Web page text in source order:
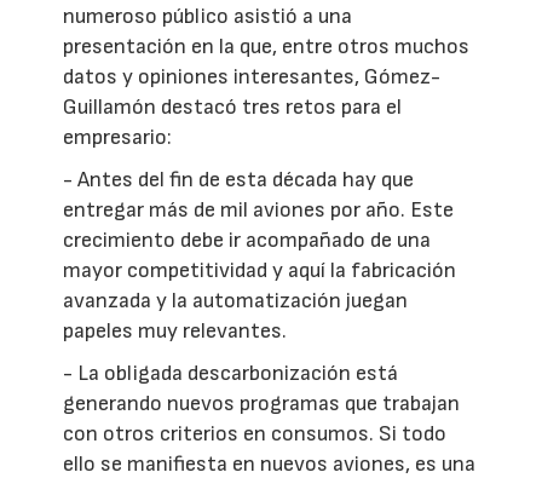
numeroso público asistió a una
presentación en la que, entre otros muchos
datos y opiniones interesantes, Gómez-
Guillamón destacó tres retos para el
empresario:
- Antes del fin de esta década hay que
entregar más de mil aviones por año. Este
crecimiento debe ir acompañado de una
mayor competitividad y aquí la fabricación
avanzada y la automatización juegan
papeles muy relevantes.
- La obligada descarbonización está
generando nuevos programas que trabajan
con otros criterios en consumos. Si todo
ello se manifiesta en nuevos aviones, es una